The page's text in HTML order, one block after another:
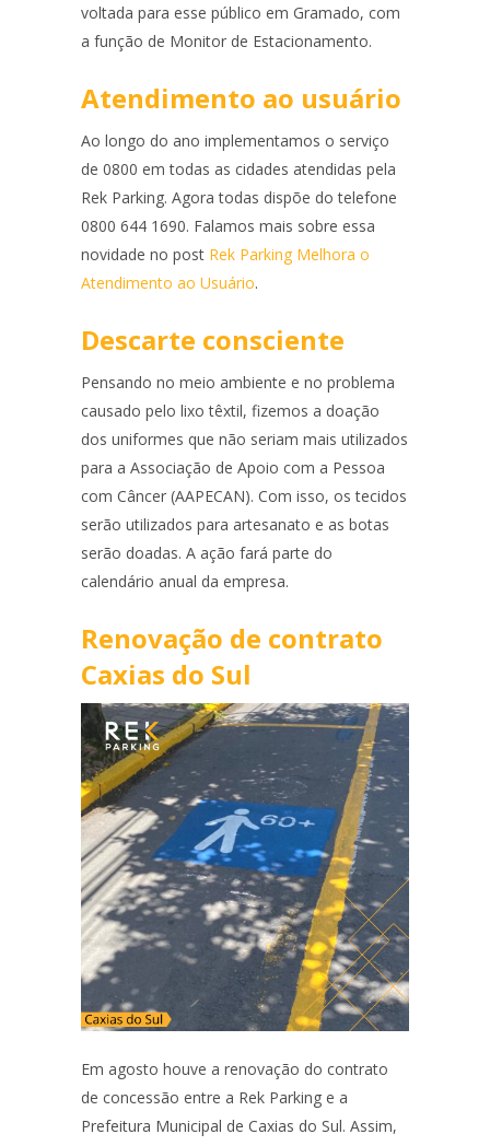
voltada para esse público em Gramado, com
a função de Monitor de Estacionamento.
Atendimento ao usuário
Ao longo do ano implementamos o serviço
de 0800 em todas as cidades atendidas pela
Rek Parking. Agora todas dispõe do telefone
0800 644 1690. Falamos mais sobre essa
novidade no post Rek Parking Melhora o
Atendimento ao Usuário.
Descarte consciente
Pensando no meio ambiente e no problema
causado pelo lixo têxtil, fizemos a doação
dos uniformes que não seriam mais utilizados
para a Associação de Apoio com a Pessoa
com Câncer (AAPECAN). Com isso, os tecidos
serão utilizados para artesanato e as botas
serão doadas. A ação fará parte do
calendário anual da empresa.
Renovação de contrato
Caxias do Sul
Em agosto houve a renovação do contrato
de concessão entre a Rek Parking e a
Prefeitura Municipal de Caxias do Sul. Assim,